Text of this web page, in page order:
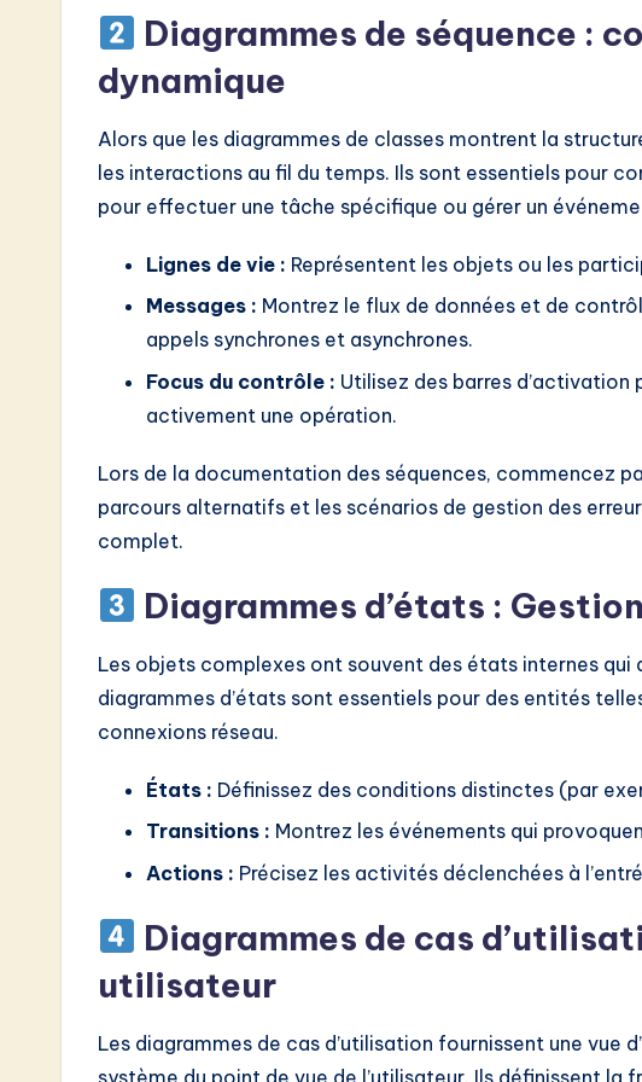
Diagrammes de séquence :
dynamique
Alors que les diagrammes de classes montrent la
les interactions au fil du temps. Ils sont essentiels pour
pour effectuer une tâche spécifique ou gérer un
Lignes de vie : Représentent les objets ou les
Messages : Montrez le flux de données et de
appels synchrones et asynchrones.
Focus du contrôle : Utilisez des barres
activement une opération.
Lors de la documentation des séquences, commencez
parcours alternatifs et les scénarios de gestion des
complet.
Diagrammes d’états :
Les objets complexes ont souvent des états internes
diagrammes d’états sont essentiels pour des entités
connexions réseau.
États : Définissez des conditions distinctes (par
Transitions : Montrez les événements qui
Actions : Précisez les activités déclenchées à
Diagrammes de cas
utilisateur
Les diagrammes de cas d’utilisation fournissent une vue
système du point de vue de l’utilisateur. Ils définissent la